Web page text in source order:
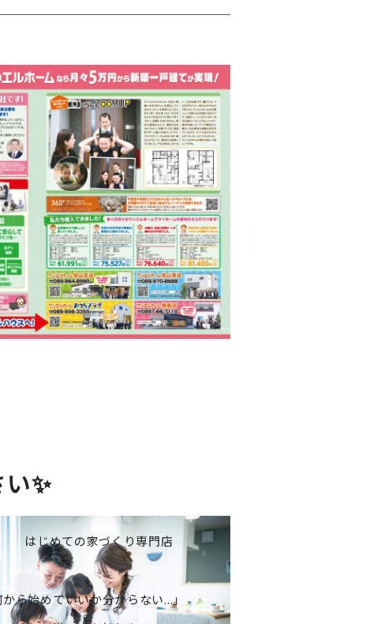
✨
はじめての家づくり専門店
から始めていいか分からない...」